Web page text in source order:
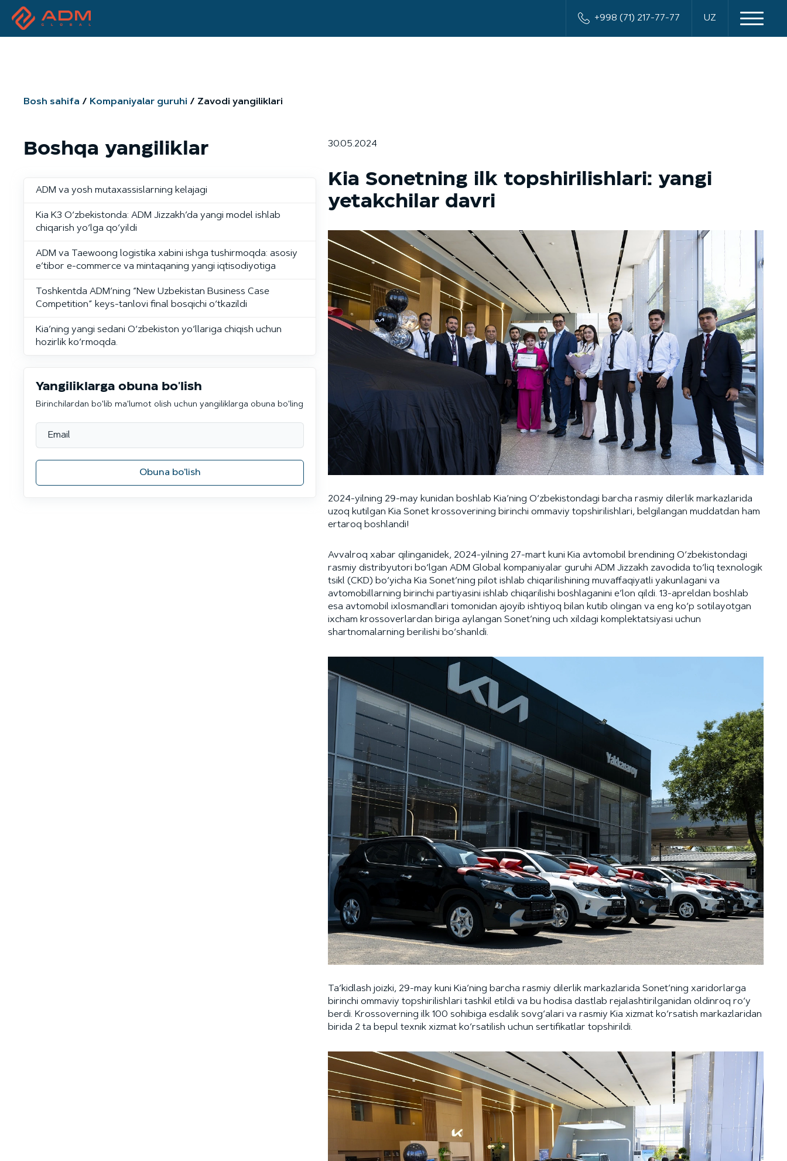
+998 (71) 217-77-77 UZ
Bosh sahifa Kompaniyalar guruhi Zavodi yangiliklari
30.05.2024
Kia Sonetning ilk topshirilishlari: yangi
yetakchilar davri
2024-yilning 29-may kunidan boshlab Kia’ning O‘zbekistondagi barcha rasmiy dilerlik markazlarida
uzoq kutilgan Kia Sonet krossoverining birinchi ommaviy topshirilishlari, belgilangan muddatdan ham
ertaroq boshlandi!
Avvalroq xabar qilinganidek, 2024-yilning 27-mart kuni Kia avtomobil brendining O‘zbekistondagi
rasmiy distribyutori bo‘lgan ADM Global kompaniyalar guruhi ADM Jizzakh zavodida to‘liq texnologik
tsikl (CKD) bo‘yicha Kia Sonet’ning pilot ishlab chiqarilishining muvaffaqiyatli yakunlagani va
avtomobillarning birinchi partiyasini ishlab chiqarilishi boshlaganini e’lon qildi. 13-apreldan boshlab
esa avtomobil ixlosmandlari tomonidan ajoyib ishtiyoq bilan kutib olingan va eng ko‘p sotilayotgan
ixcham krossoverlardan biriga aylangan Sonet’ning uch xildagi komplektatsiyasi uchun
shartnomalarning berilishi bo‘shanldi.
Ta’kidlash joizki, 29-may kuni Kia’ning barcha rasmiy dilerlik markazlarida Sonet’ning xaridorlarga
birinchi ommaviy topshirilishlari tashkil etildi va bu hodisa dastlab rejalashtirilganidan oldinroq ro‘y
berdi. Krossoverning ilk 100 sohibiga esdalik sovg‘alari va rasmiy Kia xizmat ko‘rsatish markazlaridan
birida 2 ta bepul texnik xizmat ko‘rsatilish uchun sertifikatlar topshirildi.
Boshqa yangiliklar
ADM va yosh mutaxassislarning kelajagi
Kia K3 O‘zbekistonda: ADM Jizzakh’da yangi model ishlab
chiqarish yo‘lga qo‘yildi
ADM va Taewoong logistika xabini ishga tushirmoqda: asosiy
e’tibor e-commerce va mintaqaning yangi iqtisodiyotiga
Toshkentda ADM’ning “New Uzbekistan Business Case
Competition” keys-tanlovi final bosqichi o‘tkazildi
Kia’ning yangi sedani O‘zbekiston yo‘llariga chiqish uchun
hozirlik ko‘rmoqda.
Yangiliklarga obuna bo'lish
Birinchilardan bo'lib ma'lumot olish uchun yangiliklarga obuna bo'ling
Obuna bo'lish